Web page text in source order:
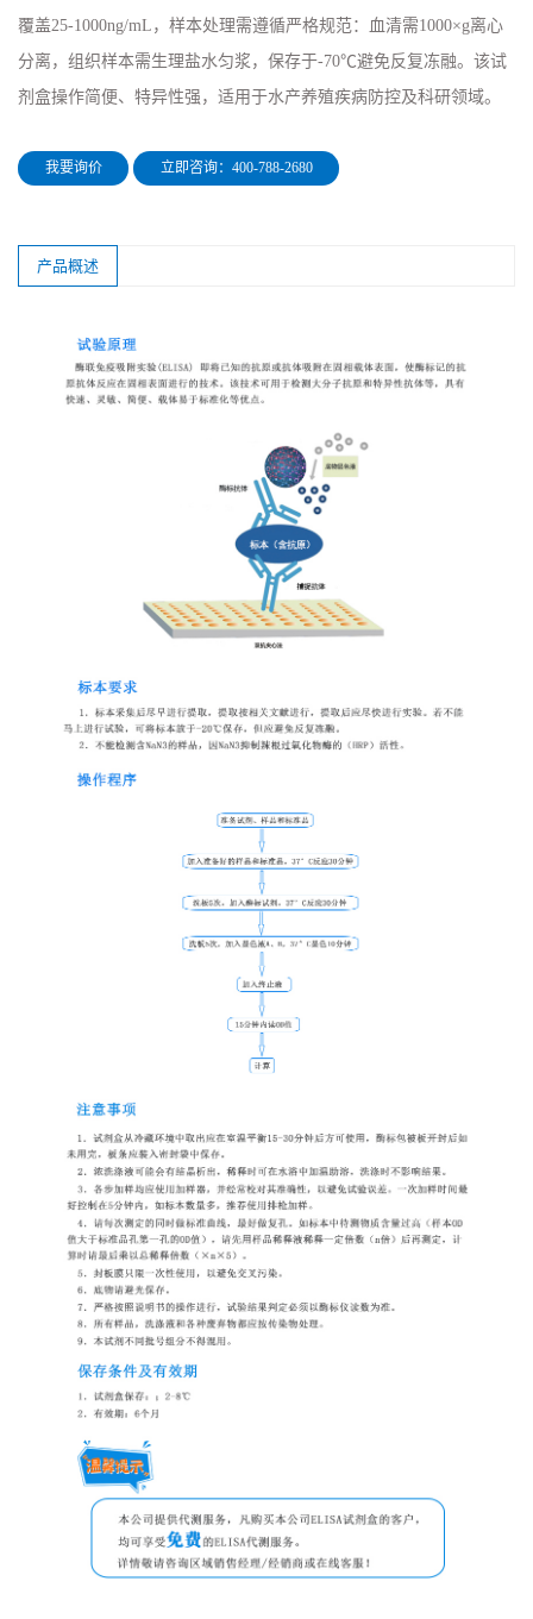
覆盖25-1000ng/mL，样本处理需遵循严格规范：血清需1000×g离心
分离，组织样本需生理盐水匀浆，保存于-70℃避免反复冻融。该试
剂盒操作简便、特异性强，适用于水产养殖疾病防控及科研领域。
我要询价 立即咨询：400-788-2680
产品概述